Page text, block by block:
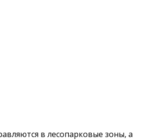
в лесопарковые зоны, а